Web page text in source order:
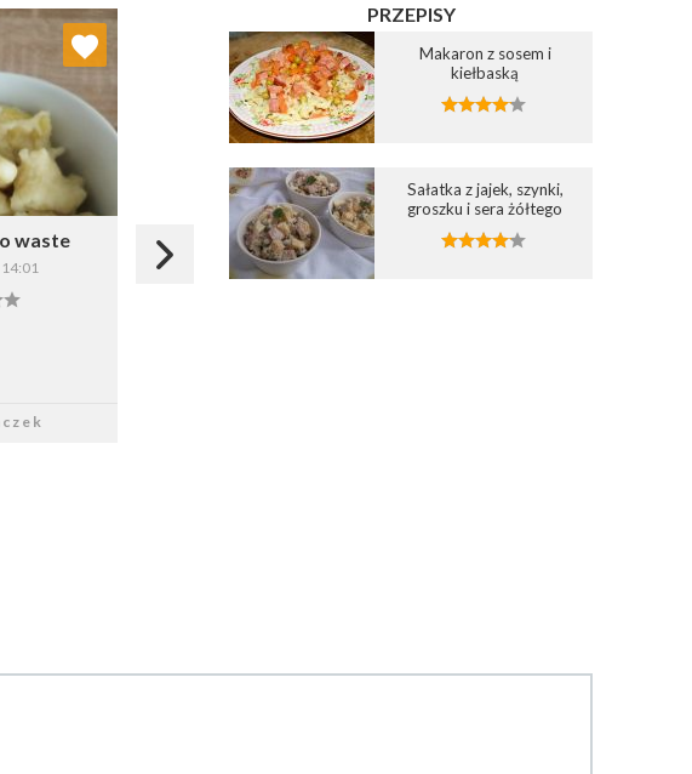
waste
Hummus z pieczonej
papryki, marchewki i fety
Dodaj do ulubionych
Wybierz listę:
Pasta z tuńczyka z
PRZEPISY
Makaron z sosem i
kiełbaską
Sałatka z jajek, szynki,
groszku i sera żółtego